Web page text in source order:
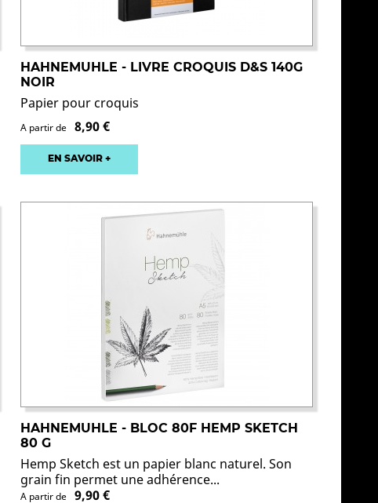
HAHNEMUHLE - LIVRE CROQUIS D&S 140G
NOIR
Papier pour croquis
A partir de 8,90 €
EN SAVOIR +
HAHNEMUHLE - BLOC 80F HEMP SKETCH
80 G
Hemp Sketch est un papier blanc naturel. Son
grain fin permet une adhérence...
A partir de 9,90 €